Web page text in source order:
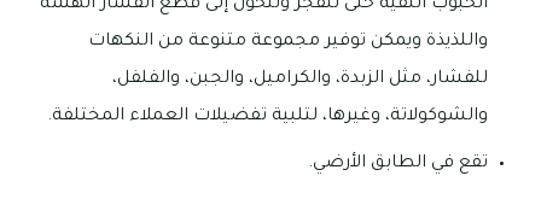
الحبوب النقية حتى تنفجر وتتحول إلى قطع الفشار الهشة
واللذيذة ويمكن توفير مجموعة متنوعة من النكهات
للفشار، مثل الزبدة، والكراميل، والجبن، والفلفل،
والشوكولاتة، وغيرها، لتلبية تفضيلات العملاء المختلفة.
تقع في الطابق الأرضي.